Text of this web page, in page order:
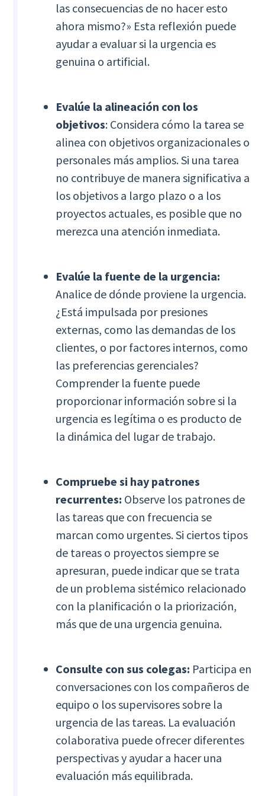
las consecuencias de no hacer esto
ahora mismo?» Esta reflexión puede
ayudar a evaluar si la urgencia es
genuina o artificial.
Evalúe la alineación con los
objetivos: Considera cómo la tarea se
alinea con objetivos organizacionales o
personales más amplios. Si una tarea
no contribuye de manera significativa a
los objetivos a largo plazo o a los
proyectos actuales, es posible que no
merezca una atención inmediata.
Evalúe la fuente de la urgencia:
Analice de dónde proviene la urgencia.
¿Está impulsada por presiones
externas, como las demandas de los
clientes, o por factores internos, como
las preferencias gerenciales?
Comprender la fuente puede
proporcionar información sobre si la
urgencia es legítima o es producto de
la dinámica del lugar de trabajo.
Compruebe si hay patrones
recurrentes: Observe los patrones de
las tareas que con frecuencia se
marcan como urgentes. Si ciertos tipos
de tareas o proyectos siempre se
apresuran, puede indicar que se trata
de un problema sistémico relacionado
con la planificación o la priorización,
más que de una urgencia genuina.
Consulte con sus colegas: Participa en
conversaciones con los compañeros de
equipo o los supervisores sobre la
urgencia de las tareas. La evaluación
colaborativa puede ofrecer diferentes
perspectivas y ayudar a hacer una
evaluación más equilibrada.